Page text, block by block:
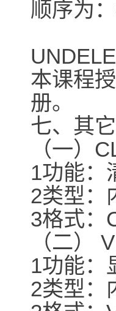
顺序为
本课程
册。
七、其
（一）
1功能：
2类型：
3格式：
（二）
1功能：
2类型：